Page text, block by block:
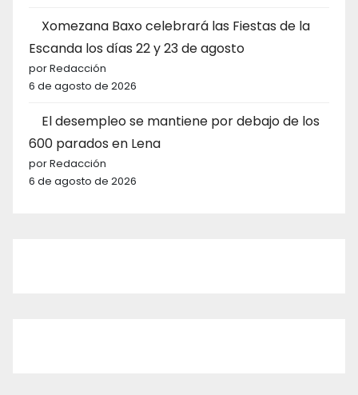
Xomezana Baxo celebrará las Fiestas de la
Escanda los días 22 y 23 de agosto
por Redacción
6 de agosto de 2026
El desempleo se mantiene por debajo de los
600 parados en Lena
por Redacción
6 de agosto de 2026